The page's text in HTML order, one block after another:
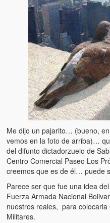
El Tipo y los Rojos en Los
Teques)
Hablé con Chavistas (I
La burla del Chavez “tan
Chavez “such a children
Los niños de las calles de
Venezuela)
Luis y El Mono… en
Puente Llaguno,
Radio Emisoras y canales
de Chávez hasta el 2009
Victimas del 11 de abril de
Me dijo un pajarito… (bueno,
vemos en la foto de arriba)…
del difunto dictadorzuelo de
Centro Comercial Paseo Los
creemos que es de él… puede
Parece ser que fue una idea
Fuerza Armada Nacional
nuestros reales, para
Militares.